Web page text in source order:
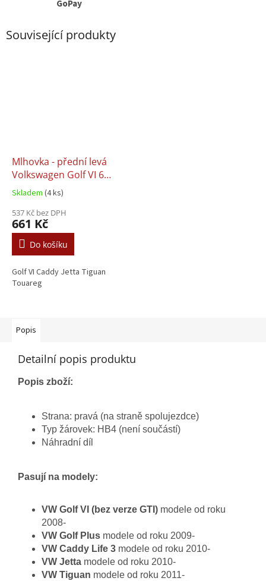
GoPay
Související produkty
Mlhovka - přední levá
Volkswagen Golf VI 6
Caddy Jetta Tiguan
Touareg
Skladem (4 ks)
537 Kč bez DPH
661 Kč
Do košíku
Golf VI Caddy Jetta Tiguan
Touareg
Popis
Detailní popis produktu
Popis zboží:
Strana: pravá (na straně spolujezdce)
Typ žárovek: HB4 (není součástí)
Náhradní díl
Pasují na modely:
VW Golf VI (bez verze GTI) modele od roku
2008-
VW Golf Plus modele od roku 2009-
VW Caddy Life 3 modele od roku 2010-
VW Jetta modele od roku 2010-
VW Tiguan modele od roku 2011-